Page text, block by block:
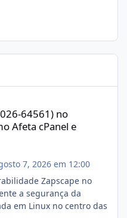
Como Afeta cPanel
64561) no
Afeta cPanel e
7, 2026 em 12:00
Zapscape no
a segurança da
em Linux no centro das